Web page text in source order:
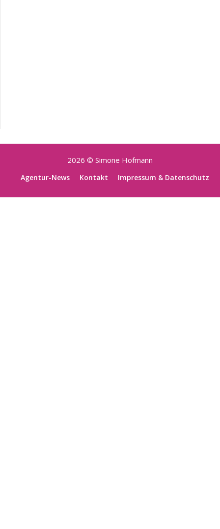
2026 © Simone Hofmann
Agentur-News Kontakt Impressum & Datenschutz